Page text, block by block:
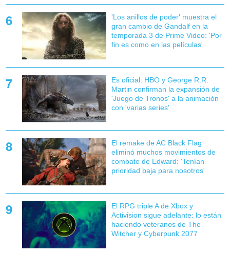
'Los anillos de poder' muestra el
gran cambio de Gandalf en la
temporada 3 de Prime Video: 'Por
fin es como en las películas'
Es oficial: HBO y George R.R.
Martin confirman la expansión de
'Juego de Tronos' a la animación
con 'varias series'
El remake de AC Black Flag
eliminó muchos movimientos de
combate de Edward: 'Tenían
prioridad baja para nosotros'
El RPG triple A de Xbox y
Activision sigue adelante: lo están
haciendo veteranos de The
Witcher y Cyberpunk 2077